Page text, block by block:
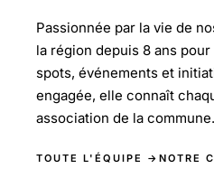
Passionnée par la vie de
la région depuis 8 ans
spots, événements et
engagée, elle connaît
association de la commune.
TOUTE L'ÉQUIPE → NOTRE